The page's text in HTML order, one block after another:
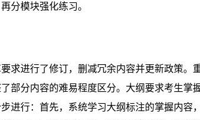
分模块强化练习。
求进行了修订，删减冗余内容并更新政策。
部分内容的难易程度区分。大纲要求考生掌
进行：首先，系统学习大纲标注的掌握内容，